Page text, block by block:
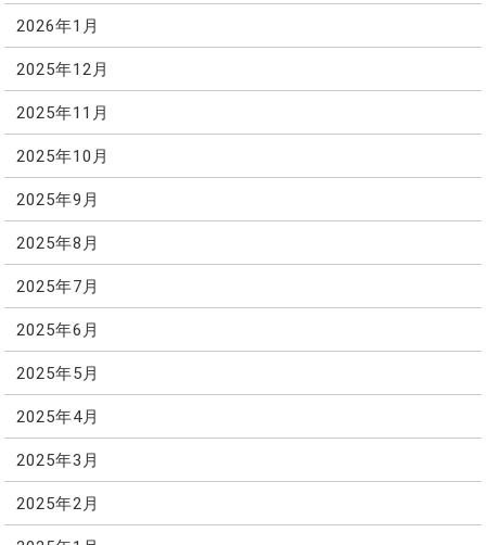
2026年1月
2025年12月
2025年11月
2025年10月
2025年9月
2025年8月
2025年7月
2025年6月
2025年5月
2025年4月
2025年3月
2025年2月